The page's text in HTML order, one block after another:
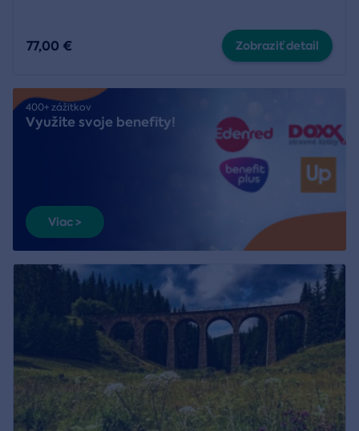
77,00 € Zobraziť detail
400+ zážitkov
Využite svoje benefity!
Viac >